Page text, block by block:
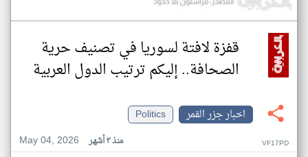
قفزة لافتة لسوريا في تصنيف حرية
الصحافة.. إليكم ترتيب الدول العربية
اخبار جزر القمر
Politics
May 04, 2026
منذ ٣ أشهر VF17PD